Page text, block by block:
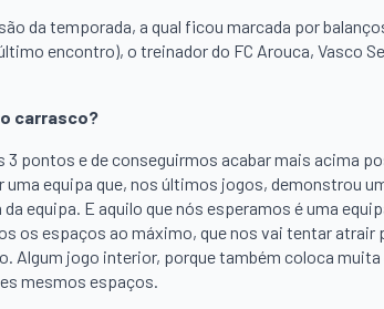
da temporada, a qual ficou marcada por
encontro), o treinador do FC Arouca, Vasco
carrasco?
pontos e de conseguirmos acabar mais acima
equipa que, nos últimos jogos, demonstrou
equipa. E aquilo que nós esperamos é uma
os espaços ao máximo, que nos vai tentar atrair
jogo interior, porque também coloca muita
mesmos espaços.